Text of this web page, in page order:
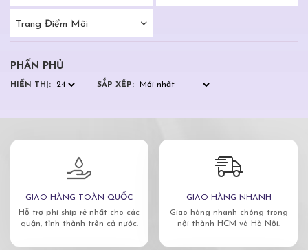
Trang Điểm Môi
PHẤN PHỦ
HIỂN THỊ: SẮP XẾP:
GIAO HÀNG TOÀN QUỐC
Hỗ trợ phí ship rẻ nhất cho các
quận, tỉnh thành trên cả nước.
GIAO HÀNG NHANH
Giao hàng nhanh chóng trong
nội thành HCM và Hà Nội.